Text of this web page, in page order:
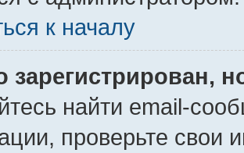
к началу
зарегистрирован,
найти email-
проверьте свои